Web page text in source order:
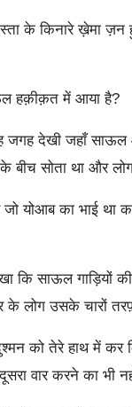
के किनारे ख़ेमा
हक़ीक़त में आया है?
देखी जहाँ
बीच सोता था और
योआब का भाई था
साऊल गाड़ियों
लोग उसके चारों
को तेरे हाथ में कर
वार करने का भी